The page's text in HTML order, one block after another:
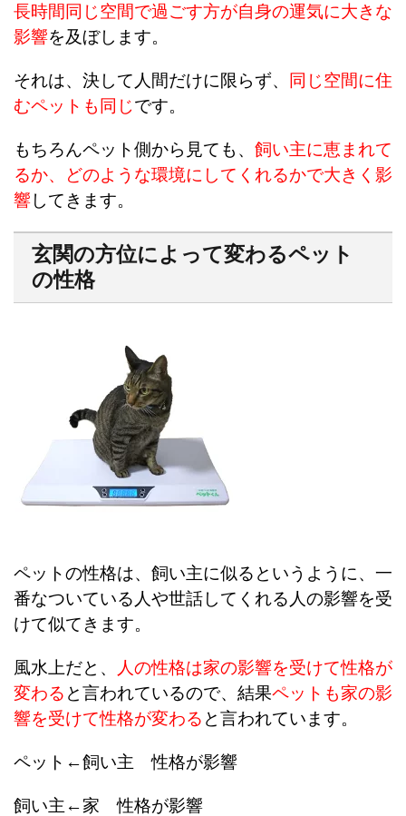
長時間同じ空間で過ごす方が自身の運気に大きな
影響を及ぼします。
それは、決して人間だけに限らず、 同じ空間に住
むペットも同じです。
もちろんペット側から見ても、 飼い主に恵まれて
るか、どのような環境にしてくれるかで大きく影
響してきます。
玄関の方位によって変わるペット
の性格
ペットの性格は、飼い主に似るというように、一
番なついている人や世話してくれる人の影響を受
けて似てきます。
風水上だと、
人の性格は家の影響を受けて性格が
変わる と言われているので、結果ペットも家の影
響を受けて性格が変わる と言われています。
ペット←飼い主 性格が影響
飼い主←家 性格が影響